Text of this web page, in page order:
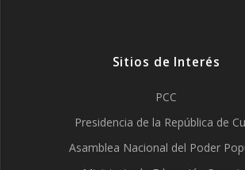
Sitios de Interés
PCC
Presidencia de la República de
Asamblea Nacional del Poder